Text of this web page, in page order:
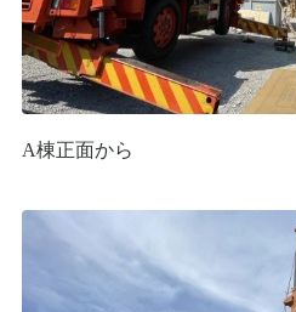
A棟正面から